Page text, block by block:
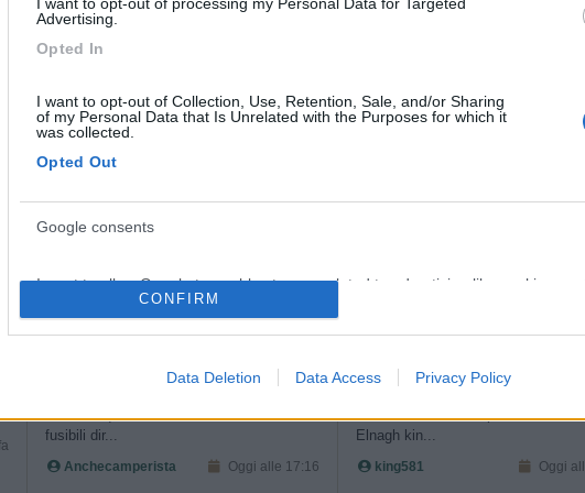
I want to opt-out of processing my Personal Data for Targeted
Advertising.
Opted In
I want to opt-out of Collection, Use, Retention, Sale, and/or Sharing
of my Personal Data that Is Unrelated with the Purposes for which it
was collected.
Opted Out
Google consents
I want to allow Google to enable storage related to advertising like cookies on
web or device identifiers in apps.
I want to allow Google to send me personalized advertising.
CONFIRM
Data Deletion Data Access Privacy Policy
mouquette ho risolto acquistando tale materiale in formato pistrelle misure
(dai sfogo alla tua fantasia) che in termini di coibentazione.
accende quando funzionava mi bruciava i
fusibili dir...
Anchecamperista Oggi alle 17:16
ricambio dei fanalini posteriori D
Elnagh kin...
king581 Oggi